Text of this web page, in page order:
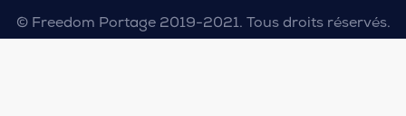
© Freedom Portage 2019-2021. Tous droits réservés.